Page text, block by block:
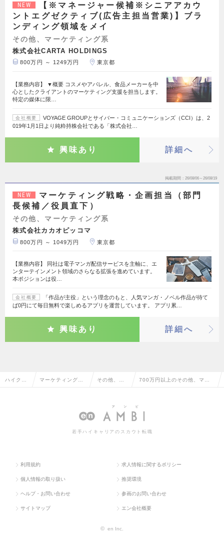
NEW
【※マネージャー候補※シニアアカウ
ントエグゼクティブ(広告主担当営業)】ブラ
ンディング領域をメイ
その他、マーケティング系
株式会社CARTA HOLDINGS
800万円 ～ 1249万円 東京都
【業務内容】 ▼概要 コスメやアパレル、食品メーカーを中
心としたクライアントのマーケティング支援を担当します。
特定の媒体に限…
会社概要
VOYAGE GROUPとサイバー・コミュニケーションズ（CCI）は、2
019年1月1日より純粋持株会社である「株式会社…
興味あり 詳細へ
掲載期間 26/08/06～26/08/19
NEW
マーケティング戦略・企画担当（部門
長候補／役員直下）
その他、マーケティング系
株式会社カカオピッコマ
800万円 ～ 1049万円 東京都
【業務内容】 同社は電子マンガ配信サービスを主軸に、エ
ンターテインメント領域のさらなる拡張を進めています。
本ポジションは役…
会社概要
「作品が主役」という理念のもと、人気マンガ・ノベル作品が待て
ば0円にて毎日無料で楽しめるアプリを運営しています。 アプリ累…
興味あり 詳細へ
ハイクラ マーケティング・ その他、マ
グ系
700万円以上のその他、マー
報一覧
若手ハイキャリアのスカウト転職
利用規約 求人情報に関するポリシー
個人情報の取り扱い 推奨環境
ヘルプ・お問い合わせ 参画のお問い合わせ
サイトマップ エン会社概要
© en Inc.